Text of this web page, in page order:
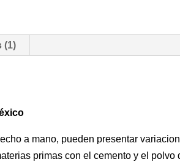
(1)
a mano, pueden presentar
primas con el cemento y el